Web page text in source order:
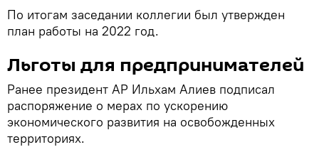
По итогам заседании коллегии был утвержден
план работы на 2022 год.
Льготы для предпринимателей
Ранее президент АР Ильхам Алиев подписал
распоряжение о мерах по ускорению
экономического развития на освобожденных
территориях.